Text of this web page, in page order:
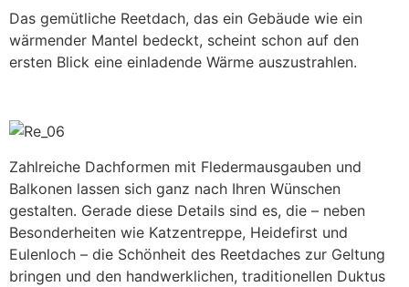
Das gemütliche Reetdach, das ein Gebäude wie ein
wärmender Mantel bedeckt, scheint schon auf den
ersten Blick eine einladende Wärme auszustrahlen.
Zahlreiche Dachformen mit Fledermausgauben und
Balkonen lassen sich ganz nach Ihren Wünschen
gestalten. Gerade diese Details sind es, die – neben
Besonderheiten wie Katzentreppe, Heidefirst und
Eulenloch – die Schönheit des Reetdaches zur Geltung
bringen und den handwerklichen, traditionellen Duktus